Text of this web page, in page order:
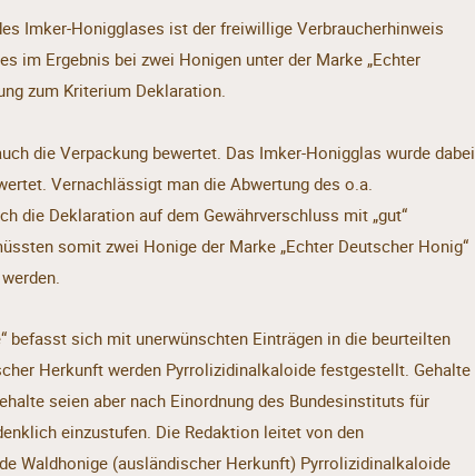
Imker-Honigglases ist der freiwillige Verbraucherhinweis
im Ergebnis bei zwei Honigen unter der Marke „Echter
zum Kriterium Deklaration.
die Verpackung bewertet. Das Imker-Honigglas wurde dabei
Vernachlässigt man die Abwertung des o.a.
die Deklaration auf dem Gewährverschluss mit „gut“
somit zwei Honige der Marke „Echter Deutscher Honig“
befasst sich mit unerwünschten Einträgen in die beurteilten
Herkunft werden Pyrrolizidinalkaloide festgestellt. Gehalte
seien aber nach Einordnung des Bundesinstituts für
einzustufen. Die Redaktion leitet von den
Waldhonige (ausländischer Herkunft) Pyrrolizidinalkaloide